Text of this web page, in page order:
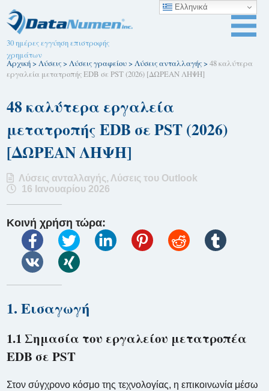
30 ημέρες εγγύηση επιστροφής
χρημάτων
Αρχική>Λύσεις>Λύσεις γραφείου>Λύσεις ανταλλαγής>48 καλύτερα
εργαλεία μετατροπής EDB σε PST (2026) [ΔΩΡΕΑΝ ΛΗΨΗ]
48 καλύτερα εργαλεία
μετατροπής EDB σε PST (2026)
[ΔΩΡΕΑΝ ΛΗΨΗ]
Λύσεις ανταλλαγής, Λύσεις του Outlook
16 Ιανουαρίου 2026
Κοινή χρήση τώρα:
1. Εισαγωγή
1.1 Σημασία του εργαλείου μετατροπέα
EDB σε PST
Στον σύγχρονο κόσμο της τεχνολογίας, η επικοινωνία μέσω
Ελληνικά